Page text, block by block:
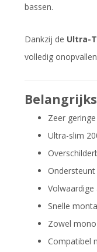
bassen.
Dankzij de Ultra-
volledig
Zeer
Ultra-slim
Volwaardige
Snelle
Zowel
Compatibel